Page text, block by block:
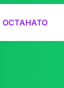
ОСТАНАТО